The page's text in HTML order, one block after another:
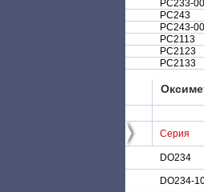
PC233-00
PC243
PC243-00
PC2113
PC2123
PC2133
Серия
DO234
DO234-